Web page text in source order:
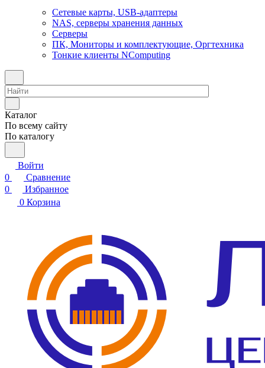
Сетевые карты, USB-адаптеры
NAS, серверы хранения данных
Серверы
ПК, Мониторы и комплектующие, Оргтехника
Тонкие клиенты NComputing
Каталог
По всему сайту
По каталогу
Войти
0
Сравнение
0
Избранное
0 Корзина